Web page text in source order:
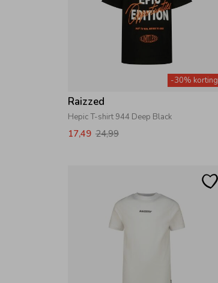
-30% korting
Raizzed
Hepic T-shirt 944 Deep Black
17,49 24,99